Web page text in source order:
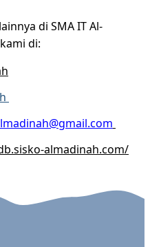
di SMA IT Al-
di:
almadinah.com/